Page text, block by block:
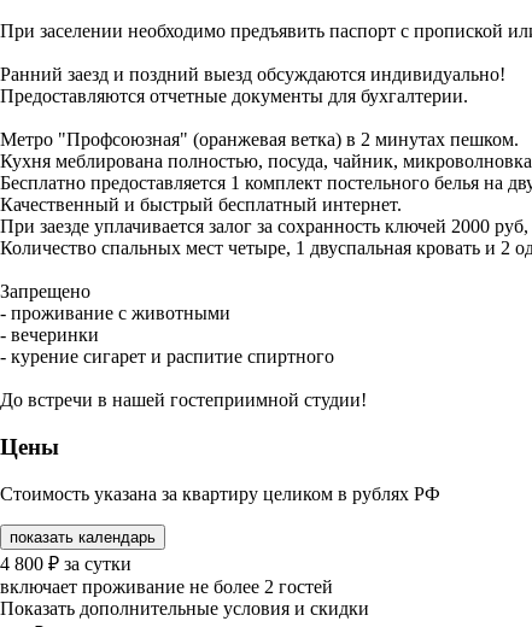
При заселении необходимо предъявить паспорт с пропиской
Ранний заезд и поздний выезд обсуждаются индивидуально!
Предоставляются отчетные документы для бухгалтерии.
Метро "Профсоюзная" (оранжевая ветка) в 2 минутах пешком.
Кухня меблирована полностью, посуда, чайник,
Бесплатно предоставляется 1 комплект постельного белья на
Качественный и быстрый бесплатный интернет.
При заезде уплачивается залог за сохранность ключей 2000
Количество спальных мест четыре, 1 двуспальная кровать и 2
Запрещено
- проживание с животными
- вечеринки
- курение сигарет и распитие спиртного
До встречи в нашей гостеприимной студии!
Цены
Стоимость указана за квартиру целиком в рублях РФ
показать календарь
4 800 ₽ за сутки
включает проживание не более 2 гостей
Показать дополнительные условия и скидки